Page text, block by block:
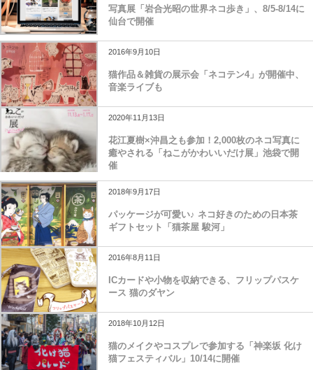
写真展「岩合光昭の世界ネコ歩き」、8/5-8/14に
仙台で開催
2016年9月10日
猫作品＆雑貨の展示会「ネコテン4」が開催中、
音楽ライブも
2020年11月13日
花江夏樹×沖昌之も参加！2,000枚のネコ写真に
癒やされる「ねこがかわいいだけ展」池袋で開
催
2018年9月17日
パッケージが可愛い♪ ネコ好きのための日本茶
ギフトセット「猫茶屋 駿河」
2016年8月11日
ICカードや小物を収納できる、フリップパスケ
ース 猫のダヤン
2018年10月12日
猫のメイクやコスプレで参加する「神楽坂 化け
猫フェスティバル」10/14に開催